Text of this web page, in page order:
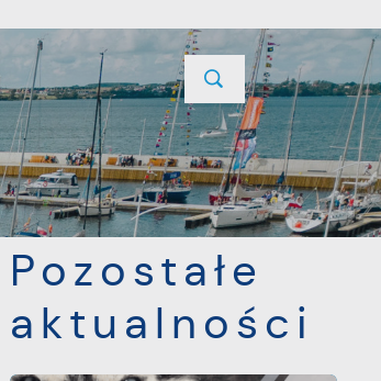
PROJEKTY UNIJNE KONTAKT
POPRZEDNI NASTĘPNY
Pozostałe
aktualności